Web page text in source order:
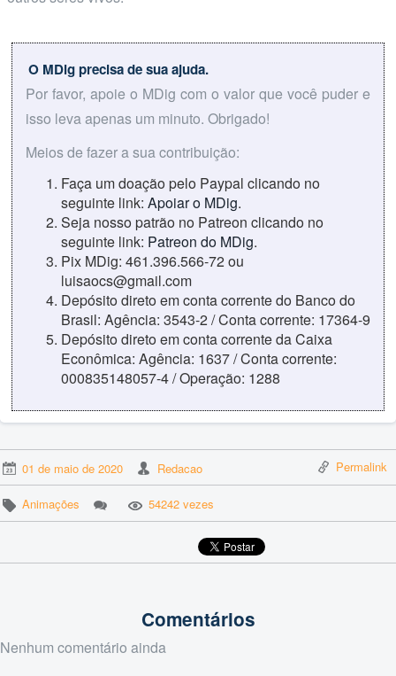
O MDig precisa de sua ajuda.
Por favor, apoie o MDig com o valor que você puder e
isso leva apenas um minuto. Obrigado!
Meios de fazer a sua contribuição:
Faça um doação pelo Paypal clicando no
seguinte link: Apoiar o MDig.
Seja nosso patrão no Patreon clicando no
seguinte link: Patreon do MDig.
Pix MDig: 461.396.566-72 ou
luisaocs@gmail.com
Depósito direto em conta corrente do Banco do
Brasil: Agência: 3543-2 / Conta corrente: 17364-9
Depósito direto em conta corrente da Caixa
Econômica: Agência: 1637 / Conta corrente:
000835148057-4 / Operação: 1288
01 de maio de 2020 Redacao Permalink
Animações 54242 vezes
Comentários
Nenhum comentário ainda